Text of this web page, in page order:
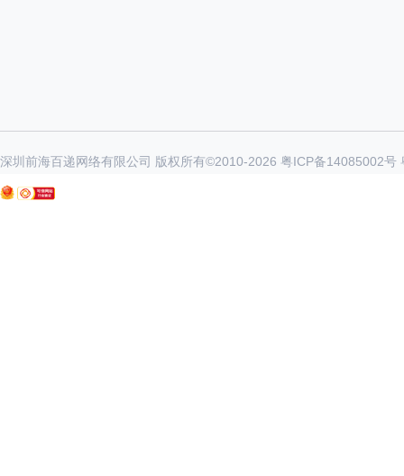
深圳前海百递网络有限公司 版权所有©2010-2026 粤ICP备14085002号